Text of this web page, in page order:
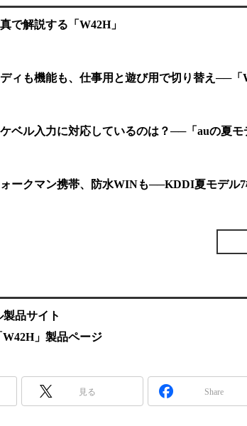
で解説する「W42H」
ィも機能も、仕事用と遊び用で切り替え──「
ベル入力に対応しているのは？──「auの夏モ
ークマン携帯、防水WINも──KDDI夏モデル
品サイト
W42H」製品ページ
見る Share